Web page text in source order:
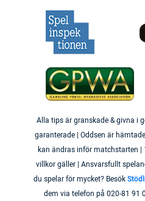
Alla tips är granskade & givna i
garanterade | Oddsen är
kan ändras inför matchstarten |
villkor gäller | Ansvarsfullt
du spelar för mycket? Besök
dem via telefon på 020-81 91